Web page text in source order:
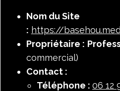
Nom du Site
: https://
Propriétaire :
commercial)
Contact :
Téléphone : ​06 12